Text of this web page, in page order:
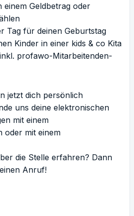
einem Geldbetrag oder
Tag für deinen Geburtstag
Kinder in einer kids & co Kita
profawo-Mitarbeitenden-
jetzt dich persönlich
uns deine elektronischen
mit einem
oder mit einem
die Stelle erfahren? Dann
Anruf!